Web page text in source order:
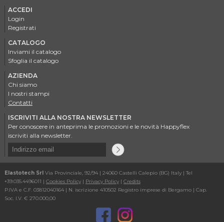
ACCEDI
Login
Registrati
CATALOGO
Inviami il catalogo
Sfoglia il catalogo
AZIENDA
Chi siamo
I nostri stampi
Contatti
ISCRIVITI ALLA NOSTRA NEWSLETTER
Per conoscere in anteprima le promozioni e le novità Happyflex
iscriviti alla newsletter.
Elastotech Srl Via Provinciale, 92/94 | 24060 Castelli Calepio (BG) Italy | Tel
+39.035.4496011 | Cookies Policy| Privacy Policy| Credits
P.IVA e C.F. 03812040164 | N. iscrizione 410502 Registro imprese di Bergamo | Cap.
Soc. I.V. € 270.000,00